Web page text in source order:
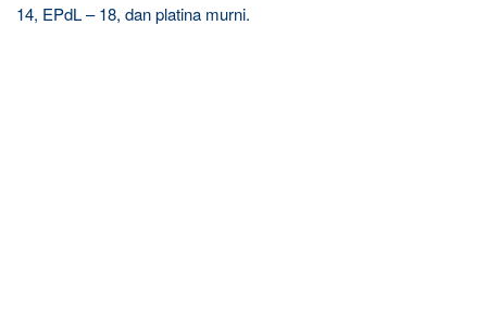
14, EPdL – 18, dan platina murni.